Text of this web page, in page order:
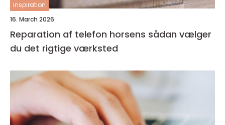
inspiration
16. March 2026
Reparation af telefon horsens sådan vælger
du det rigtige værksted